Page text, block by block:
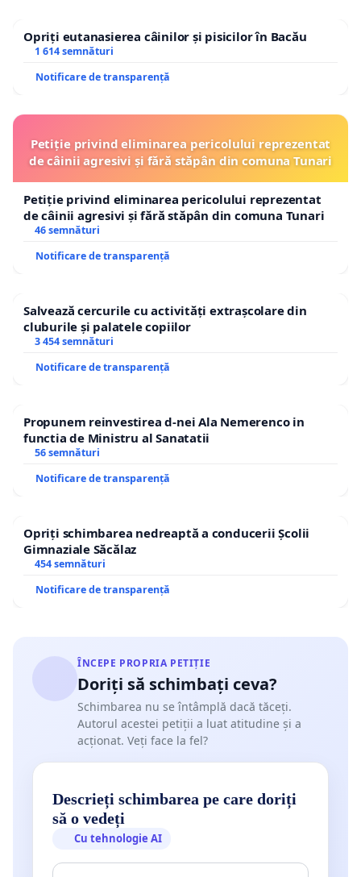
Opriți eutanasierea câinilor și pisicilor în Bacău
1 614 semnături
Notificare de transparență
Petiție privind eliminarea pericolului reprezentat
de câinii agresivi și fără stăpân din comuna Tunari
Petiție privind eliminarea pericolului reprezentat
de câinii agresivi și fără stăpân din comuna Tunari
46 semnături
Notificare de transparență
Salvează cercurile cu activități extrașcolare din
cluburile și palatele copiilor
3 454 semnături
Notificare de transparență
Propunem reinvestirea d-nei Ala Nemerenco in
functia de Ministru al Sanatatii
56 semnături
Notificare de transparență
Opriți schimbarea nedreaptă a conducerii Școlii
Gimnaziale Săcălaz
454 semnături
Notificare de transparență
ÎNCEPE PROPRIA PETIȚIE
Doriți să schimbați ceva?
Schimbarea nu se întâmplă dacă tăceți.
Autorul acestei petiții a luat atitudine și a
acționat. Veți face la fel?
Descrieți schimbarea pe care doriți
să o vedeți
Cu tehnologie AI